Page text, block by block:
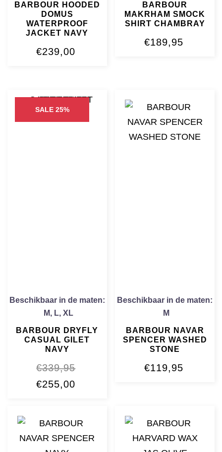
BARBOUR HOODED
DOMUS
WATERPROOF
JACKET NAVY
€239,00
BARBOUR
MAKRHAM SMOCK
SHIRT CHAMBRAY
€189,95
SALE 25%
Beschikbaar in de maten:
M, L, XL
BARBOUR DRYFLY
CASUAL GILET
NAVY
€339,95
Oorspronkelijke
€339,95.
€255,00
€255,00.
Beschikbaar in de maten:
M
BARBOUR NAVAR
SPENCER WASHED
STONE
€119,95